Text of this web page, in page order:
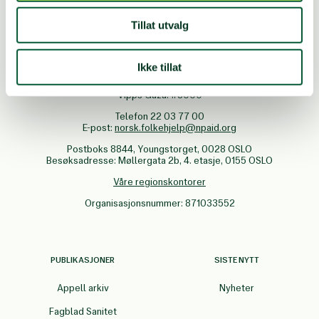
Tillat utvalg
Ikke tillat
Vipps: Valgfritt beløp til#10145
Innsamlingskonto: 5005.14.00000
Konto for fagbevegelsen: 9001.08.76000
Vipps Gaza: #8000
Telefon 22 03 77 00
E-post: norsk.folkehjelp@npaid.org
Postboks 8844, Youngstorget, 0028 OSLO
Besøksadresse: Møllergata 2b, 4. etasje, 0155 OSLO
Våre regionskontorer
Organisasjonsnummer: 871033552
PUBLIKASJONER
Appell arkiv
Fagblad Sanitet
SISTE NYTT
Nyheter